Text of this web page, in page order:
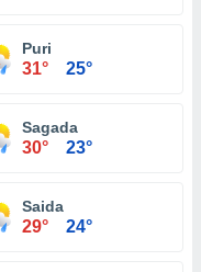
Puri
31° 25°
Sagada
30° 23°
Saida
29° 24°